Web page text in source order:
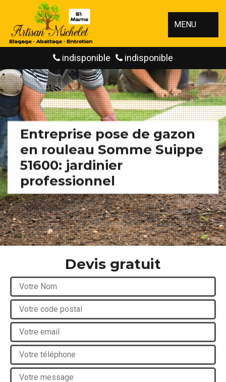
MENU
indisponible indisponible
Entreprise pose de gazon
en rouleau Somme Suippe
51600: jardinier
professionnel
Devis gratuit